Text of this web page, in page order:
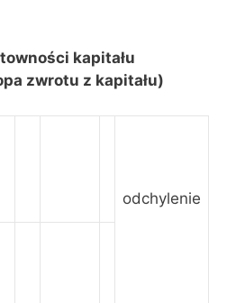
kapitału
zwrotu z kapitału)
odchylenie